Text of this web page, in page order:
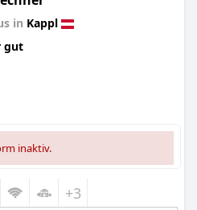
in Kappl
gut
inaktiv.
+3